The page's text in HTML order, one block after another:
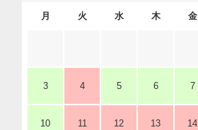
月 火 水 木 金
3 4 5 6 7
10 11 12 13 14